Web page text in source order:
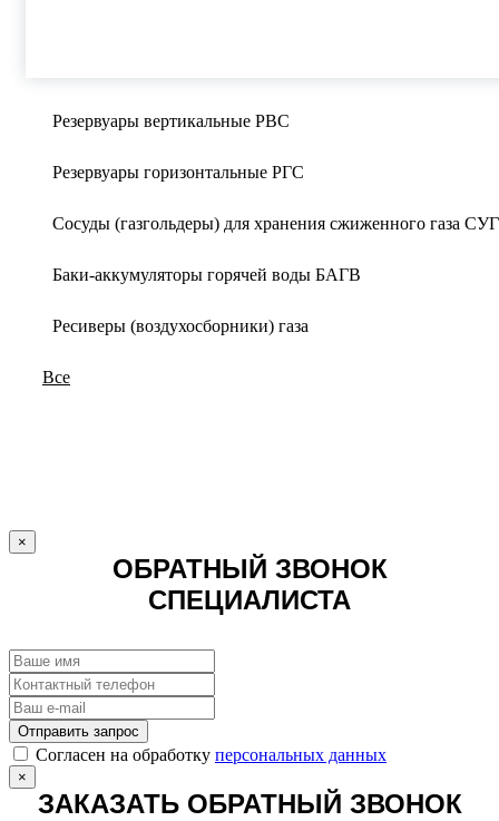
Резервуары вертикальные РВС
Резервуары горизонтальные РГС
Сосуды (газгольдеры) для хранения сжиженного газа СУГ
Баки-аккумуляторы горячей воды БАГВ
Ресиверы (воздухосборники) газа
Все
×
ОБРАТНЫЙ ЗВОНОК
СПЕЦИАЛИСТА
Отправить запрос
Cогласен на обработку персональных данных
×
ЗАКАЗАТЬ ОБРАТНЫЙ ЗВОНОК